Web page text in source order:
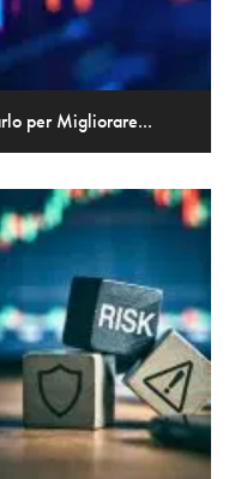
per Migliorare...